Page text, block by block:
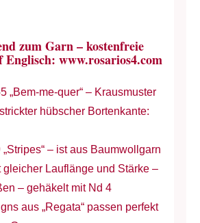
zum Garn – kostenfreie
www.rosarios4.com
„Bem-me-quer“ – Krausmuster
hübscher Bortenkante:
– ist aus Baumwollgarn
gleicher Lauflänge und Stärke –
– gehäkelt mit Nd 4
aus „Regata“ passen perfekt